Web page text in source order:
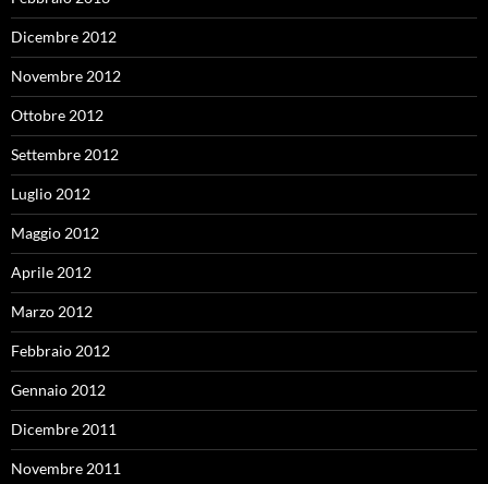
Dicembre 2012
Novembre 2012
Ottobre 2012
Settembre 2012
Luglio 2012
Maggio 2012
Aprile 2012
Marzo 2012
Febbraio 2012
Gennaio 2012
Dicembre 2011
Novembre 2011